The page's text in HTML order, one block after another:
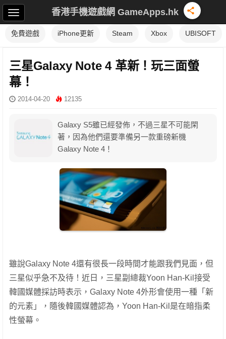
香港手機遊戲網 GameApps.hk
免費遊戲 iPhone更新 Steam Xbox UBISOFT
三星Galaxy Note 4 革新！玩三面螢
幕！
2014-04-20 12135
Galaxy S5雖已經發佈，不過三星不可能閑
著，因為他們還要準備另一款重磅新機
Galaxy Note 4！
雖說Galaxy Note 4還有很長一段時間才能跟我們見面，但
三星似乎急不及待！近日，三星副總裁Yoon Han-Kil接受
韓國媒體採訪時表示，Galaxy Note 4外形會使用一種「新
的元素」，隨後韓國媒體認為，Yoon Han-Kil是在暗指柔
性螢幕。